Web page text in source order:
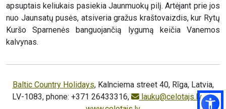
apsuptais keliukais pasiekia Jaunmuokų pilį. Artėjant prie jos
nuo Jaunsatų pusės, atsiveria gražus kraštovaizdis, kur Rytų
Kuršo Sparnenės banguojančią lygumą keičia Vanemos
kalvynas.
Baltic Country Holidays, Kalnciema street 40, Rīga, Latvia,
LV-1083, phone: +371 26433316,
lauku@celotajs.lv,